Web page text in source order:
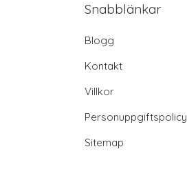
Snabblänkar
Blogg
Kontakt
Villkor
Personuppgiftspolicy
Sitemap